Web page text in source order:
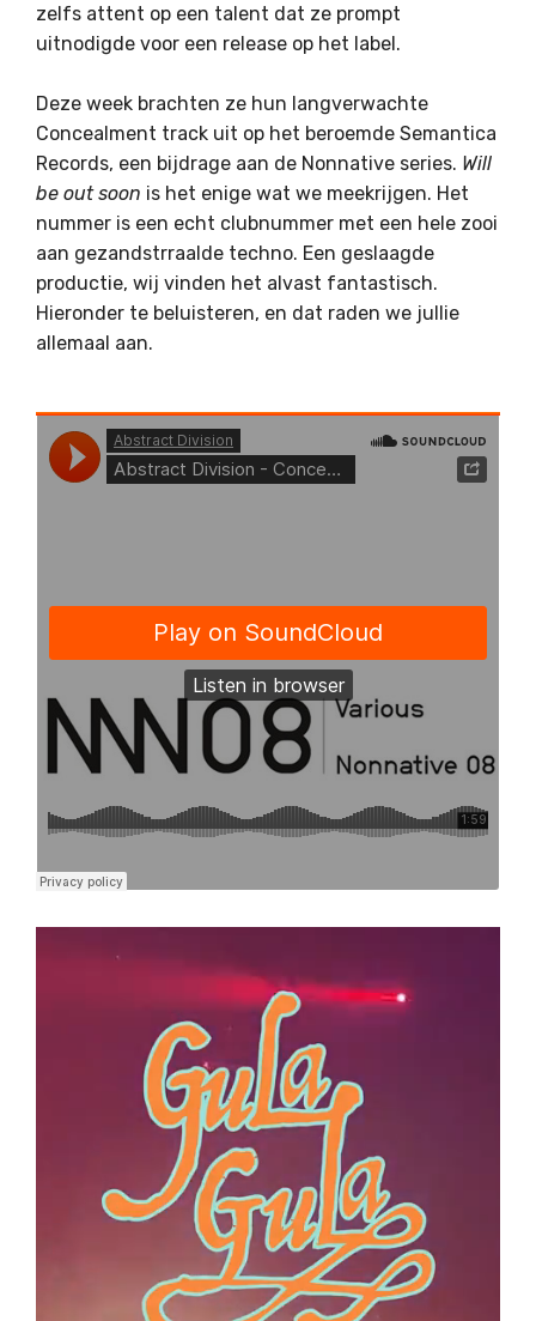
zelfs attent op een talent dat ze prompt
uitnodigde voor een release op het label.
Deze week brachten ze hun langverwachte
Concealment track uit op het beroemde Semantica
Records, een bijdrage aan de Nonnative series. Will
be out soon is het enige wat we meekrijgen. Het
nummer is een echt clubnummer met een hele zooi
aan gezandstrraalde techno. Een geslaagde
productie, wij vinden het alvast fantastisch.
Hieronder te beluisteren, en dat raden we jullie
allemaal aan.